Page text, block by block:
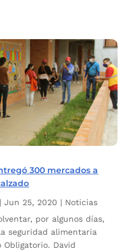
300 mercados a
|Jun 25, 2020 | Noticias
por algunos días,
seguridad alimentaria
David